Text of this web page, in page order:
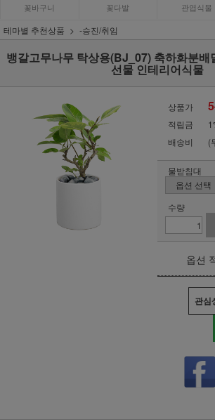
꽃바구니 꽃다발 관엽식물
테마별 추천상품 -승진/취임
뱅갈고무나무 탁상용(BJ_07) 축하화분배
선물 인테리어식물
상품가
적립금
배송비
(
물받침대
수량
옵션
관심